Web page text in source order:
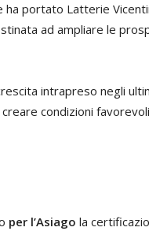
ha portato Latterie
ad ampliare le
intrapreso negli
condizioni
per l’Asiago la